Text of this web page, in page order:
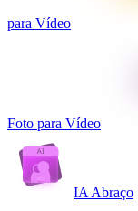
para Vídeo
Foto para Vídeo
IA Abraço